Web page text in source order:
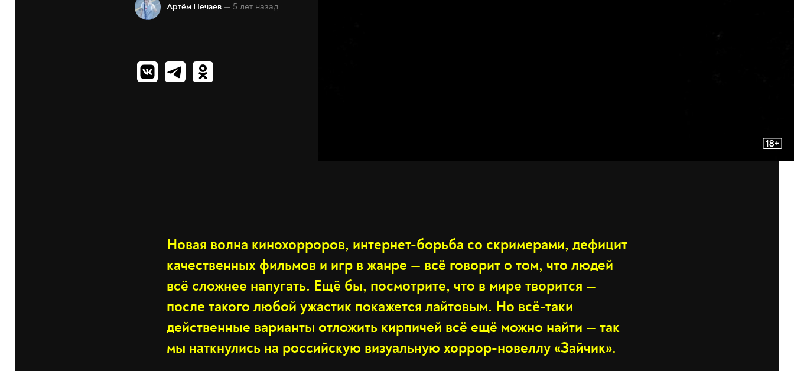
Артём Нечаев — 5 лет назад
Новая волна кинохорроров, интернет-борьба со скримерами, дефицит
качественных фильмов и игр в жанре — всё говорит о том, что людей
всё сложнее напугать. Ещё бы, посмотрите, что в мире творится —
после такого любой ужастик покажется лайтовым. Но всё-таки
действенные варианты отложить кирпичей всё ещё можно найти — так
мы наткнулись на российскую визуальную хоррор-новеллу «Зайчик».